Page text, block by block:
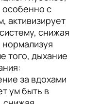
с
активизирует
снижая
нормализуя
того, дыхание
за вдохами
ум быть в